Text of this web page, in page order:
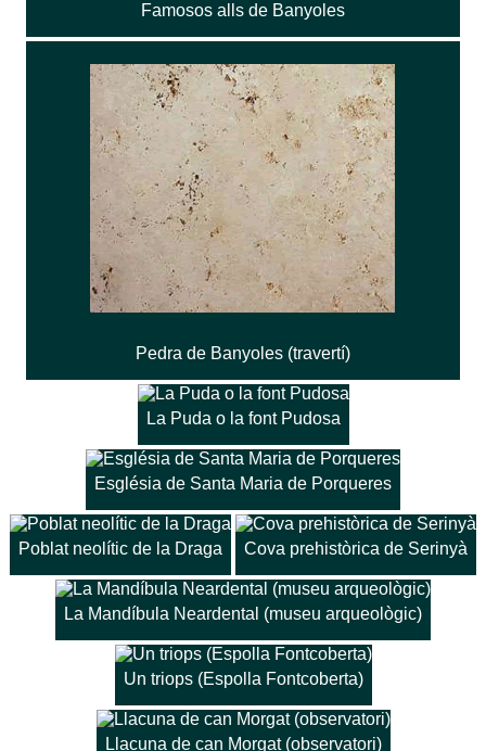
Famosos alls de Banyoles
Pedra de Banyoles (travertí)
La Puda o la font Pudosa
Església de Santa Maria de Porqueres
Poblat neolític de la Draga Cova prehistòrica de Serinyà
La Mandíbula Neardental (museu arqueològic)
Un triops (Espolla Fontcoberta)
Llacuna de can Morgat (observatori)